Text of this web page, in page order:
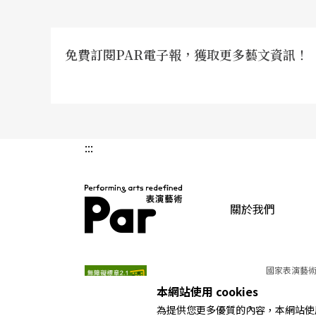
免費訂閱PAR電子報，獲取更多藝文資訊！
:::
關於我們
國家表演藝
本網站使用 cookies
為提供您更多優質的內容，本網站